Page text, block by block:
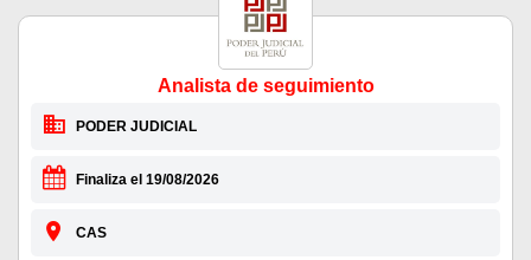
Analista de seguimiento
PODER JUDICIAL
Finaliza el 19/08/2026
CAS